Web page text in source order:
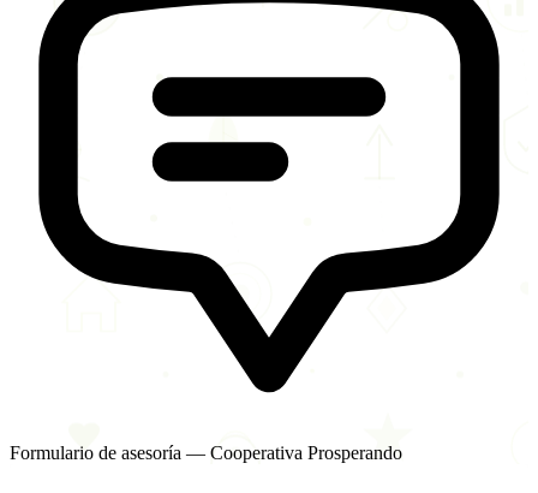
Formulario de asesoría — Cooperativa Prosperando